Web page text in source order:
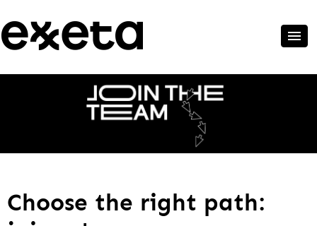
Choose the right path: